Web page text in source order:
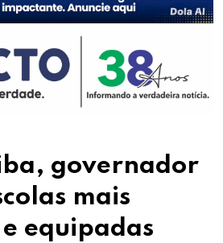
governador
mais
equipadas